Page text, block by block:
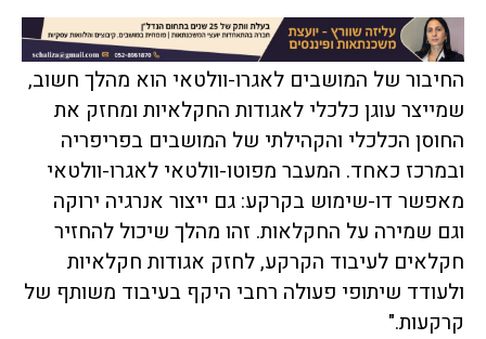
החיבור של המושבים לאגרו-וולטאי הוא מהלך חשוב,
שמייצר עוגן כלכלי לאגודות החקלאיות ומחזק את
החוסן הכלכלי והקהילתי של המושבים בפריפריה
ובמרכז כאחד. המעבר מפוטו-וולטאי לאגרו-וולטאי
מאפשר דו-שימוש בקרקע: גם ייצור אנרגיה ירוקה
וגם שמירה על החקלאות. זהו מהלך שיכול להחזיר
חקלאים לעיבוד הקרקע, לחזק אגודות חקלאיות
ולעודד שיתופי פעולה רחבי היקף בעיבוד משותף של
קרקעות."